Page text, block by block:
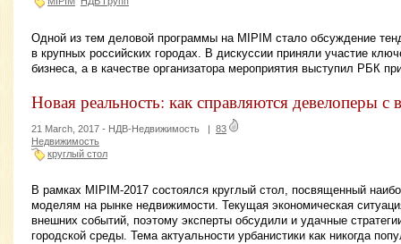
Одной из тем деловой программы на MIPIM стало обсуждение
в крупных российских городах. В дискуссии приняли участие
бизнеса, а в качестве организатора мероприятия выступил РБК
Новая реальность: как справляются девелоперы
21 March, 2017 - НДВ-Недвижимость | 83
Недвижимость
круглый стол
В рамках MIPIM-2017 состоялся круглый стол, посвященный
моделям на рынке недвижимости. Текущая экономическая
внешних событий, поэтому эксперты обсудили и удачные
городской среды. Тема актуальности урбанистики как никогда